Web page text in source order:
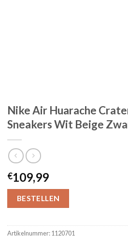
Nike Air Huarache
Sneakers Wit Beige
€109,99
BESTELLEN
Artikelnummer:1120701